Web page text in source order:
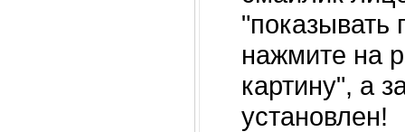
"показывать
нажмите на
картину", а
установлен!